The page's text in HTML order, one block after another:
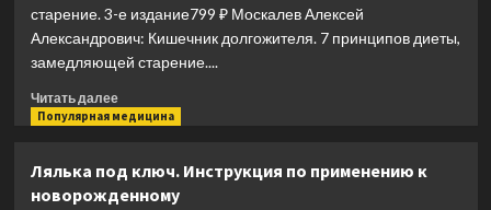
болит
и
не
помогает
старение. 3-е издание799 ₽ Москалев Алексей
Александрович: Кишечник долгожителя. 7 принципов диеты,
замедляющей старение....
Читать далееПрочитать
больше
долгожителя.
7
Популярная медицина
Лялька под ключ. Инструкция по применению к
новорожденному